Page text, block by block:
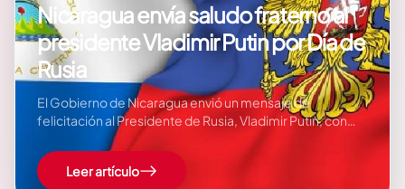
Nicaragua envía saludo fraterno al
presidente Vladimir Putin por Día de
Rusia
El Gobierno de Nicaragua envió un mensaje de
felicitación al Presidente de Rusia, Vladimir Putin, con
motivo del 36 aniversario del Día de Rusia, reafirmando
los lazos de amistad, cooperación, solidaridad y respeto
mutuo que unen a ambas naciones en la defensa de la
Leer artículo